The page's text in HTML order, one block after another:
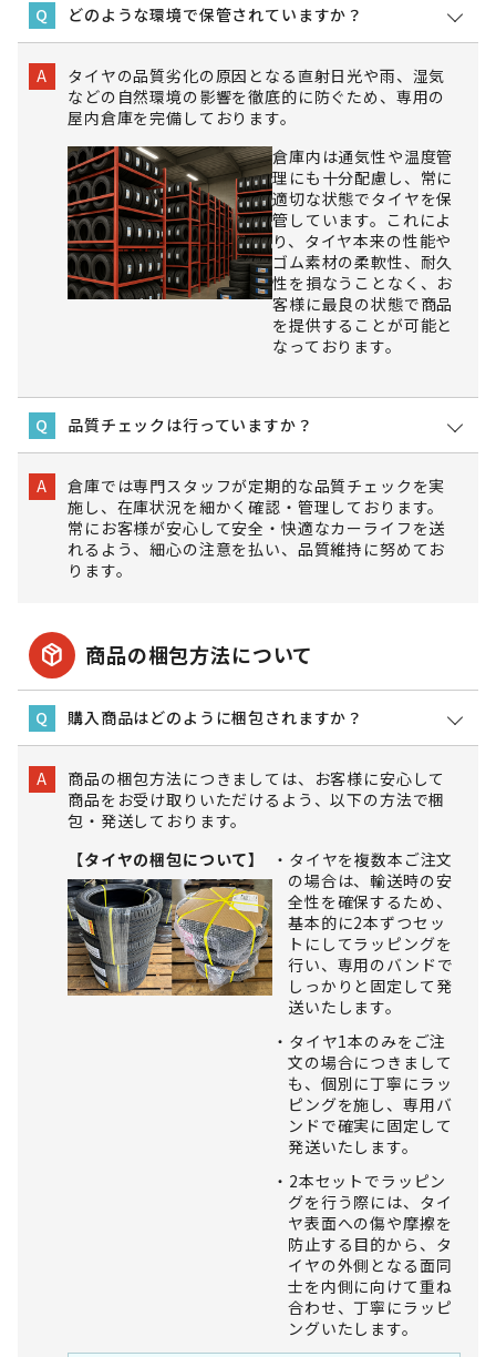
Q どのような環境で保管されていますか？
A
タイヤの品質劣化の原因となる直射日光や雨、湿気
などの自然環境の影響を徹底的に防ぐため、専用の
屋内倉庫を完備しております。
倉庫内は通気性や温度管
理にも十分配慮し、常に
適切な状態でタイヤを保
管しています。これによ
り、タイヤ本来の性能や
ゴム素材の柔軟性、耐久
性を損なうことなく、お
客様に最良の状態で商品
を提供することが可能と
なっております。
Q 品質チェックは行っていますか？
A
倉庫では専門スタッフが定期的な品質チェックを実
施し、在庫状況を細かく確認・管理しております。
常にお客様が安心して安全・快適なカーライフを送
れるよう、細心の注意を払い、品質維持に努めてお
ります。
package_2 商品の梱包方法について
Q 購入商品はどのように梱包されますか？
A
商品の梱包方法につきましては、お客様に安心して
商品をお受け取りいただけるよう、以下の方法で梱
包・発送しております。
【タイヤの梱包について】
タイヤを複数本ご注文
の場合は、輸送時の安
全性を確保するため、
基本的に2本ずつセッ
トにしてラッピングを
行い、専用のバンドで
しっかりと固定して発
送いたします。
タイヤ1本のみをご注
文の場合につきまして
も、個別に丁寧にラッ
ピングを施し、専用バ
ンドで確実に固定して
発送いたします。
2本セットでラッピン
グを行う際には、タイ
ヤ表面への傷や摩擦を
防止する目的から、タ
イヤの外側となる面同
士を内側に向けて重ね
合わせ、丁寧にラッピ
ングいたします。